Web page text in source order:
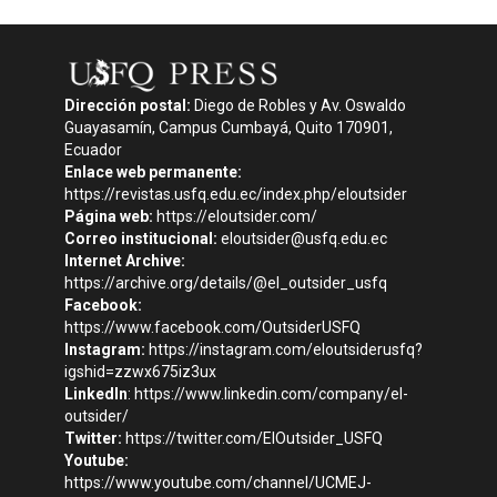
Dirección postal: Diego de Robles y Av. Oswaldo
Guayasamín, Campus Cumbayá, Quito 170901,
Ecuador
Enlace web permanente:
https://revistas.usfq.edu.ec/index.php/eloutsider
Página web: https://eloutsider.com/
Correo institucional: eloutsider@usfq.edu.ec
Internet Archive:
https://archive.org/details/@el_outsider_usfq
Facebook:
https://www.facebook.com/OutsiderUSFQ
Instagram: https://instagram.com/eloutsiderusfq?
igshid=zzwx675iz3ux
LinkedIn: https://www.linkedin.com/company/el-
outsider/
Twitter: https://twitter.com/ElOutsider_USFQ
Youtube:
https://www.youtube.com/channel/UCMEJ-